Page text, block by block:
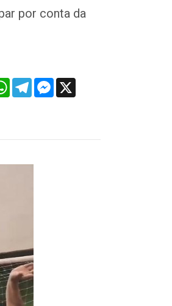
por conta da
WhatsAppTelegramMessenger